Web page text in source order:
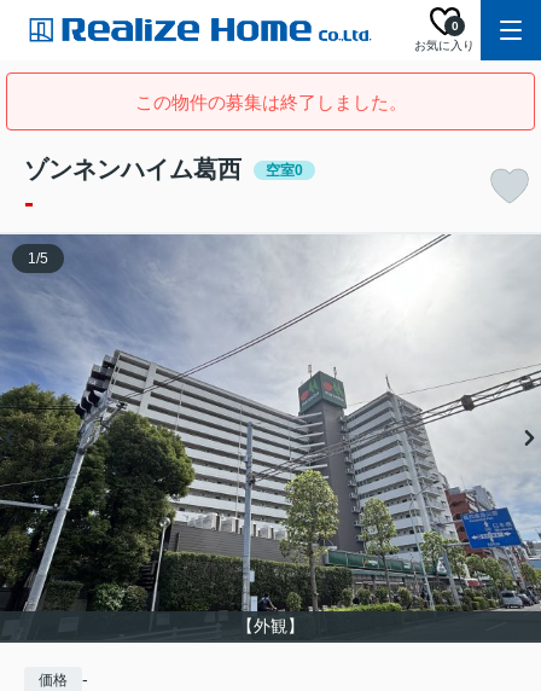
お気に入り
0
この物件の募集は終了しました。
ゾンネンハイム葛西 空室0
-
【外観】
1/5
価格 -